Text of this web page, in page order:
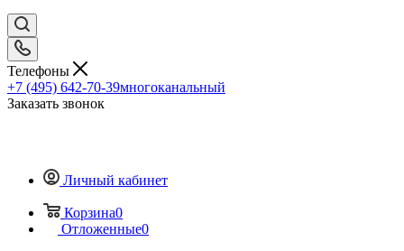
Телефоны
+7 (495) 642-70-39многоканальный
Заказать звонок
Личный кабинет
Корзина0
Отложенные0